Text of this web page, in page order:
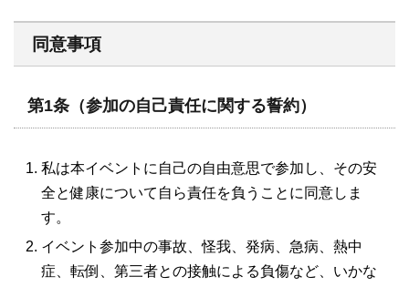
同意事項
第1条（参加の自己責任に関する誓約）
私は本イベントに自己の自由意思で参加し、その安
全と健康について自ら責任を負うことに同意しま
す。
イベント参加中の事故、怪我、発病、急病、熱中
症、転倒、第三者との接触による負傷など、いかな